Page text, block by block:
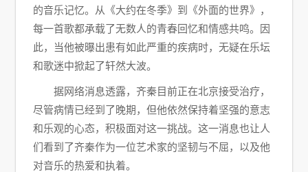
的音乐记忆。从《大约在冬季》到《外面的世界》，
每一首歌都承载了无数人的青春回忆和情感共鸣。因
此，当他被曝出患有如此严重的疾病时，无疑在乐坛
和歌迷中掀起了轩然大波。
据网络消息透露，齐秦目前正在北京接受治疗，
尽管病情已经到了晚期，但他依然保持着坚强的意志
和乐观的心态，积极面对这一挑战。这一消息也让人
们看到了齐秦作为一位艺术家的坚韧与不屈，以及他
对音乐的热爱和执着。